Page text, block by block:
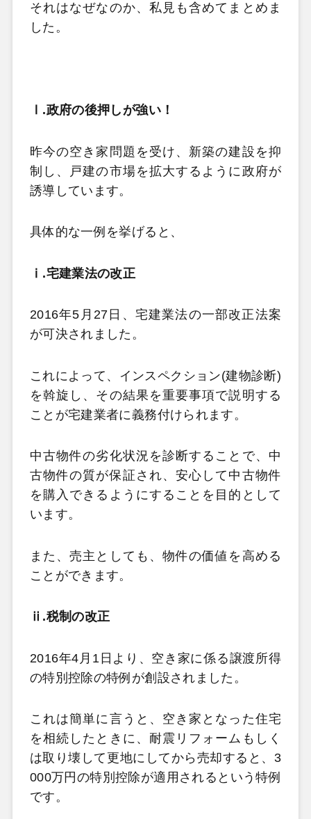
それはなぜなのか、私見も含めてまとめま
した。
Ⅰ.政府の後押しが強い！
昨今の空き家問題を受け、新築の建設を抑
制し、戸建の市場を拡大するように政府が
誘導しています。
具体的な一例を挙げると、
ⅰ.宅建業法の改正
2016年5月27日、宅建業法の一部改正法案
が可決されました。
これによって、インスペクション(建物診断)
を斡旋し、その結果を重要事項で説明する
ことが宅建業者に義務付けられます。
中古物件の劣化状況を診断することで、中
古物件の質が保証され、安心して中古物件
を購入できるようにすることを目的として
います。
また、売主としても、物件の価値を高める
ことができます。
ⅱ.税制の改正
2016年4月1日より、空き家に係る譲渡所得
の特別控除の特例が創設されました。
これは簡単に言うと、空き家となった住宅
を相続したときに、耐震リフォームもしく
は取り壊して更地にしてから売却すると、3
000万円の特別控除が適用されるという特例
です。